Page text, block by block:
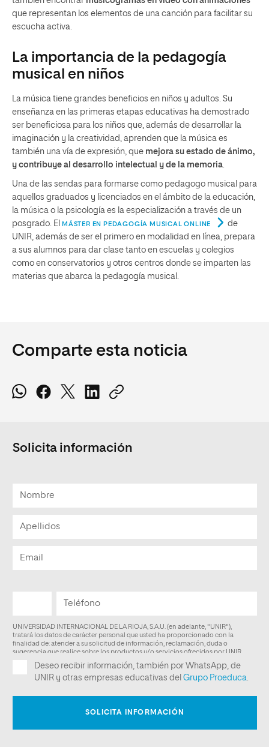
que representan los elementos de una canción para facilitar su
escucha activa.
La importancia de la pedagogía
musical en niños
La música tiene grandes beneficios en niños y adultos. Su
enseñanza en las primeras etapas educativas ha demostrado
ser beneficiosa para los niños que, además de desarrollar la
imaginación y la creatividad, aprenden que la música es
también una vía de expresión, que mejora su estado de ánimo,
y contribuye al desarrollo intelectual y de la memoria.
Una de las sendas para formarse como pedagogo musical para
aquellos graduados y licenciados en el ámbito de la educación,
la música o la psicología es la especialización a través de un
posgrado. El
MÁSTER EN PEDAGOGÍA MUSICAL ONLINE
de
UNIR, además de ser el primero en modalidad en línea, prepara
a sus alumnos para dar clase tanto en escuelas y colegios
como en conservatorios y otros centros donde se imparten las
materias que abarca la pedagogía musical.
Comparte esta noticia
Solicita información